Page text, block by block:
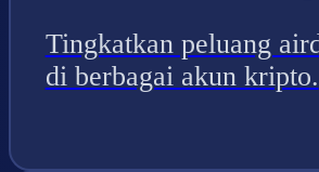
Tingkatkan peluang
di berbagai akun kripto.